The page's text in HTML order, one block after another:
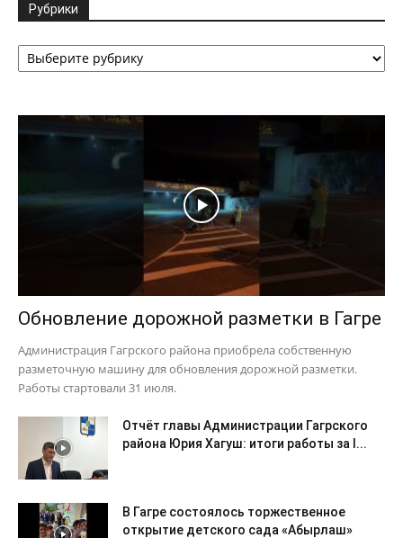
Рубрики
Рубрики
Обновление дорожной разметки в Гагре
Администрация Гагрского района приобрела собственную
разметочную машину для обновления дорожной разметки.
Работы стартовали 31 июля.
Отчёт главы Администрации Гагрского
района Юрия Хагуш: итоги работы за I...
В Гагре состоялось торжественное
открытие детского сада «Абырлаш»